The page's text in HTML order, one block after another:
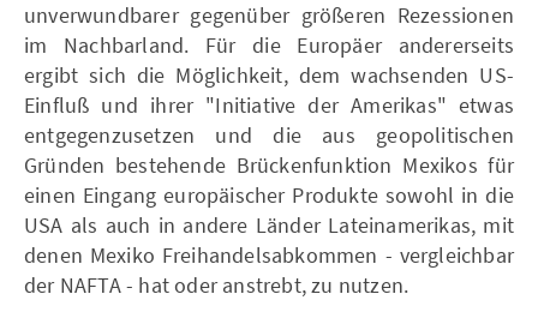
unverwundbarer gegenüber größeren Rezessionen
im Nachbarland. Für die Europäer andererseits
ergibt sich die Möglichkeit, dem wachsenden US-
Einfluß und ihrer "Initiative der Amerikas" etwas
entgegenzusetzen und die aus geopolitischen
Gründen bestehende Brückenfunktion Mexikos für
einen Eingang europäischer Produkte sowohl in die
USA als auch in andere Länder Lateinamerikas, mit
denen Mexiko Freihandelsabkommen - vergleichbar
der NAFTA - hat oder anstrebt, zu nutzen.